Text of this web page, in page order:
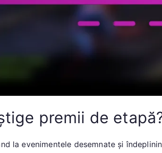
premii de
la evenimentele desemnate și